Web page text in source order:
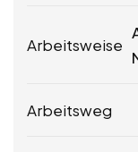
Arbeitsweise
Arbeitsweg